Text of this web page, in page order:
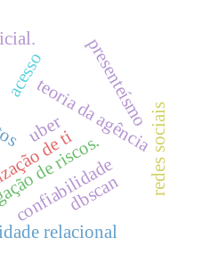
de riscos.
teoria da agência
de ti
confiabilidade
acesso
dbscan
uber
relacional
presenteísmo
redes sociais